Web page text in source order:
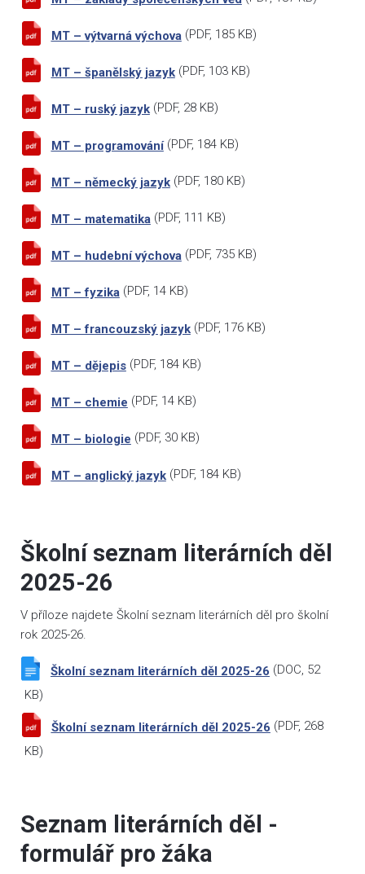
MT – výtvarná výchova (PDF, 185 KB)
MT – španělský jazyk (PDF, 103 KB)
MT – ruský jazyk (PDF, 28 KB)
MT – programování(PDF, 184 KB)
MT – německý jazyk (PDF, 180 KB)
MT – matematika (PDF, 111 KB)
MT – hudební výchova (PDF, 735 KB)
MT – fyzika (PDF, 14 KB)
MT – francouzský jazyk (PDF, 176 KB)
MT – dějepis (PDF, 184 KB)
MT – chemie (PDF, 14 KB)
MT – biologie (PDF, 30 KB)
MT – anglický jazyk (PDF, 184 KB)
Školní seznam literárních děl
2025-26
V příloze najdete Školní seznam literárních děl pro školní
rok 2025-26.
Školní seznam literárních děl 2025-26 (DOC, 52
KB)
Školní seznam literárních děl 2025-26 (PDF, 268
KB)
Seznam literárních děl -
formulář pro žáka